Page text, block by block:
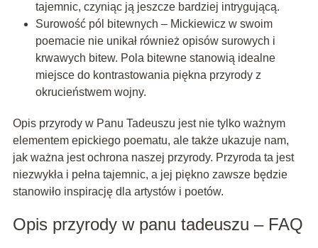
tajemnic, czyniąc ją jeszcze bardziej intrygującą.
Surowość pól bitewnych – Mickiewicz w swoim
poemacie nie unikał również opisów surowych i
krwawych bitew. Pola bitewne stanowią idealne
miejsce do kontrastowania piękna przyrody z
okrucieństwem wojny.
Opis przyrody w Panu Tadeuszu jest nie tylko ważnym
elementem epickiego poematu, ale także ukazuje nam,
jak ważna jest ochrona naszej przyrody. Przyroda ta jest
niezwykła i pełna tajemnic, a jej piękno zawsze będzie
stanowiło inspirację dla artystów i poetów.
Opis przyrody w panu tadeuszu – FAQ